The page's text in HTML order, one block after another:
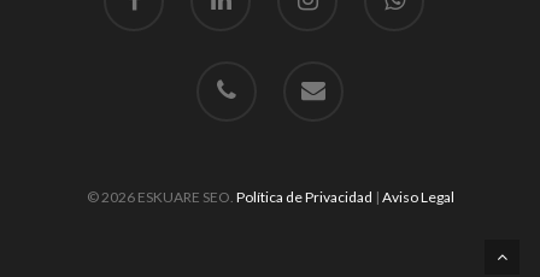
© 2026 ESKUARE SEO. Política de Privacidad | Aviso Legal